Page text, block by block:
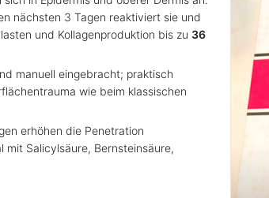
nächsten 3 Tagen reaktiviert sie und
und Kollagenproduktion bis zu 36
manuell eingebracht; praktisch
wie beim klassischen
erhöhen die Penetration
mit Salicylsäure, Bernsteinsäure,